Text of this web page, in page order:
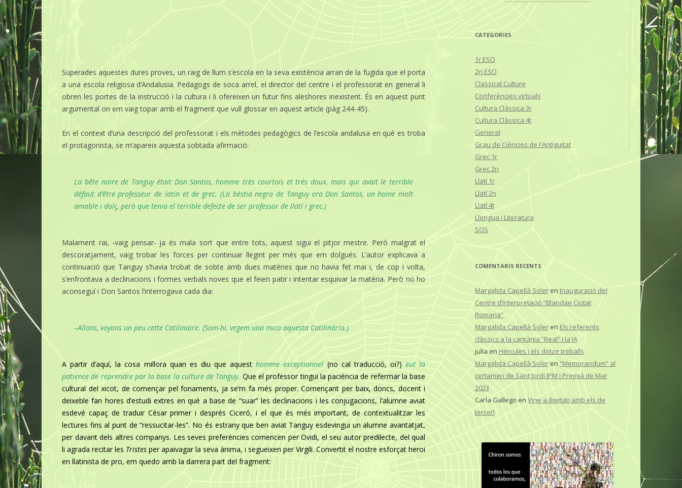
Superades aquestes dures proves, un raig de llum s’escola en la seva existència arran de la fugida que el porta
a una escola religiosa d’Andalusia. Pedagogs de soca arrel, el director del centre i el professorat en general li
obren les portes de la instrucció i la cultura i li ofereixen un futur fins aleshores inexistent. És en aquest punt
argumental on em vaig topar amb el fragment que vull glossar en aquest article (pàg 244-45).
En el context d’una descripció del professorat i els mètodes pedagògics de l’escola andalusa en què es troba
el protagonista, se m’apareix aquesta sobtada afirmació:
La bête noire de Tanguy était Don Santos, homme très courtois et très doux, mais qui avait le terrible
défaut d’être professeur de latin et de grec. (La bèstia negra de Tanguy era Don Santos, un home molt
amable i dolç, però que tenia el terrible defecte de ser professor de llatí i grec.)
Malament rai, -vaig pensar- ja és mala sort que entre tots, aquest sigui el pitjor mestre. Però malgrat el
descoratjament, vaig trobar les forces per continuar llegint per més que em dolgués. L’autor explicava a
continuació que Tanguy s’havia trobat de sobte amb dues matèries que no havia fet mai i, de cop i volta,
s’enfrontava a declinacions i formes verbals noves que el feien patir i intentar esquivar la matèria. Però no ho
aconseguí i Don Santos l’interrogava cada dia:
–Allons, voyons un peu cette Catilinaire. (Som-hi, vegem una mica aquesta Catilinària.)
A partir d’aquí, la cosa millora quan es diu que aquesthomme exceptionnel (no cal traducció, oi?)eut la
patience de reprendre par la base la culture de Tanguy. Que el professor tingui la paciència de refermar la base
cultural del xicot, de començar pel fonaments, ja se’m fa més proper. Començant per baix, doncs, docent i
deixeble fan hores d’estudi extres en què a base de “suar” les declinacions i les conjugacions, l’alumne aviat
esdevé capaç de traduir César primer i després Ciceró, i el que és més important, de contextualitzar les
lectures fins al punt de “ressucitar-les”. No és estrany que ben aviat Tanguy esdevingui un alumne avantatjat,
per davant dels altres companys. Les seves preferències comencen per Ovidi, el seu autor predilecte, del qual
li agrada recitar les Tristes per apaivagar la seva ànima, i segueixen per Virgili. Convertit el nostre esforçat heroi
en llatinista de pro, em quedo amb la darrera part del fragment:
CATEGORIES
1r ESO
2n ESO
Classical Culture
Conferències virtuals
Cultura Clàssica 3r
Cultura Clàssica 4t
General
Grau de Ciències de l'Antiguitat
Grec 1r
Grec 2n
Llatí 1r
Llatí 2n
Llatí 4t
Llengua i Literatura
SOS
COMENTARIS RECENTS
Margalida Capellà Soleren Inauguració del
Centre d’Interpretació “Blandae Ciutat
Romana”
Margalida Capellà Soleren Els referents
clàssics a la cantània “Real” i la IA
julia en Hèrcules i els dotze treballs
Margalida Capellà Soleren “Memorandum” al
certamen de Sant Jordi IPM i Premià de Mar
2023
Carla Gallego en Vine a Baetuloamb els de
tercer!